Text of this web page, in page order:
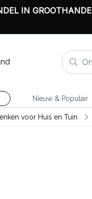
IN
Nieuw & Populair
voor Huis en Tuin